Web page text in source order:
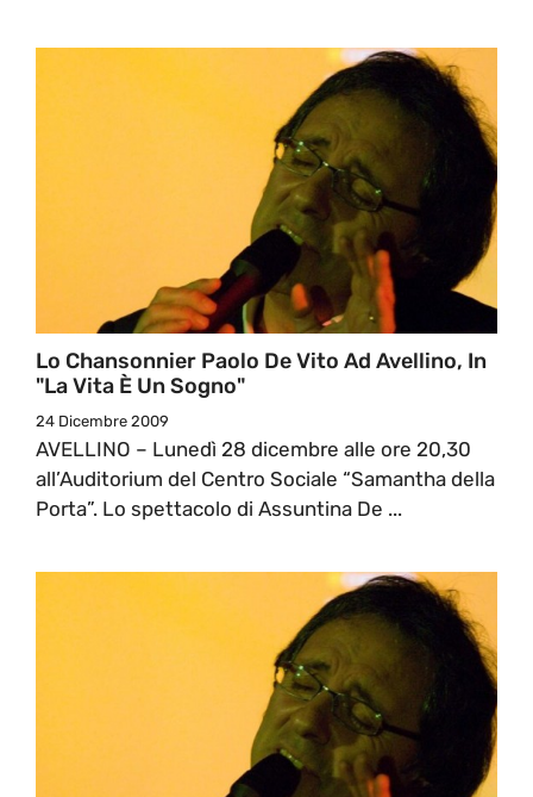
Lo Chansonnier Paolo De Vito Ad Avellino, In
"La Vita È Un Sogno"
24 Dicembre 2009
AVELLINO – Lunedì 28 dicembre alle ore 20,30
all’Auditorium del Centro Sociale “Samantha della
Porta”. Lo spettacolo di Assuntina De ...